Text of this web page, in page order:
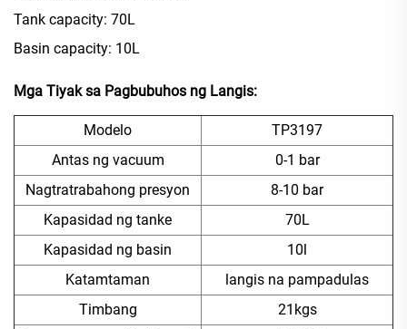
Tank capacity: 70L
Basin capacity: 10L
Mga Tiyak sa Pagbubuhos ng Langis:
Modelo
TP3197
Antas ng vacuum
0-1 bar
Nagtratrabahong presyon
8-10 bar
Kapasidad ng tanke
70L
Kapasidad ng basin
10l
Katamtaman
langis na pampadulas
Timbang
21kgs